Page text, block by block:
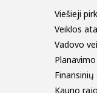
Viešieji
Veiklos
Vadovo
Kauno